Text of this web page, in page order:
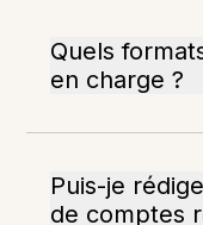
Quels
en charge ?
Puis-je
de comptes